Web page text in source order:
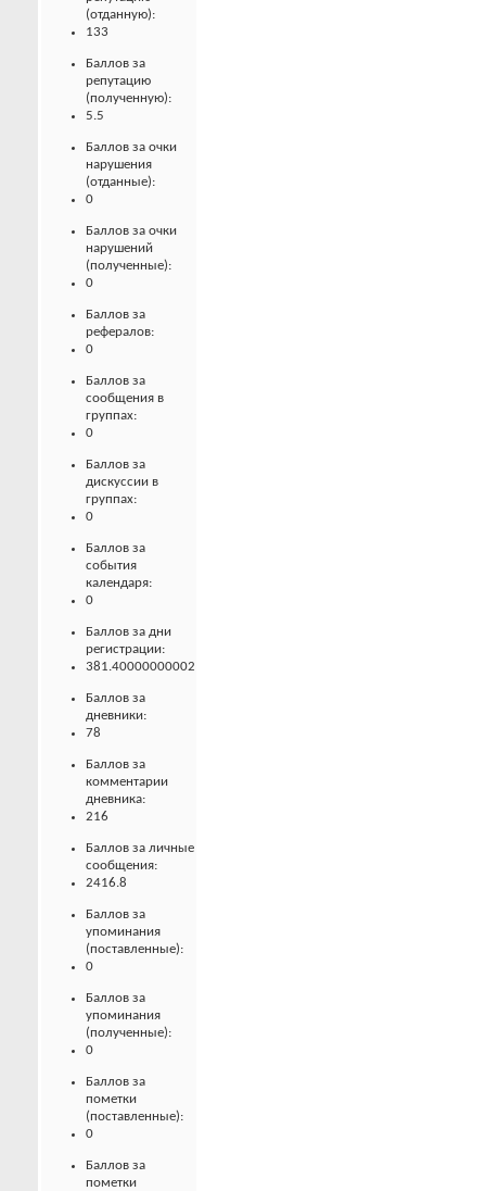
(отданную):
133
Баллов за
репутацию
(полученную):
5.5
Баллов за очки
нарушения
(отданные):
0
Баллов за очки
нарушений
(полученные):
0
Баллов за
рефералов:
0
Баллов за
сообщения в
группах:
0
Баллов за
дискуссии в
группах:
0
Баллов за
события
календаря:
0
Баллов за дни
регистрации:
381.40000000002
Баллов за
дневники:
78
Баллов за
комментарии
дневника:
216
Баллов за личные
сообщения:
2416.8
Баллов за
упоминания
(поставленные):
0
Баллов за
упоминания
(полученные):
0
Баллов за
пометки
(поставленные):
0
Баллов за
пометки